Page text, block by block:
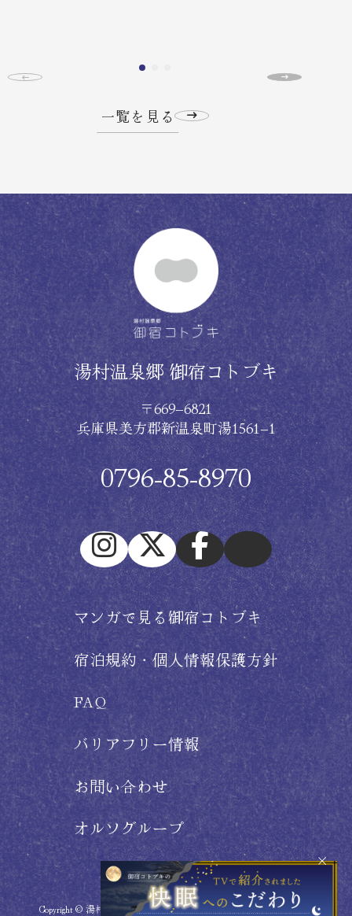
一覧を見る
湯村温泉郷 御宿コトブキ
〒669−6821
兵庫県美方郡新温泉町湯1561−1
0796-85-8970
マンガで見る御宿コトブキ
宿泊規約・個人情報保護方針
FAQ
バリアフリー情報
お問い合わせ
オルソグループ
Copyright © 湯村温泉郷 御宿コトブキ新温泉町 All Rights Reserved.